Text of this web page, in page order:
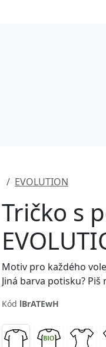
EVOLUTION
Tričko s
Motiv pro každého
Jiná barva potisku?
Kód lBrATEwH